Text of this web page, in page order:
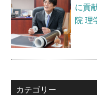
に貢
院 理
カテゴリー